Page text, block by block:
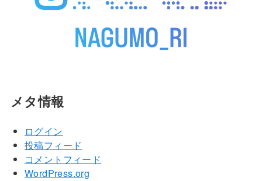
メタ情報
ログイン
投稿フィード
コメントフィード
WordPress.org